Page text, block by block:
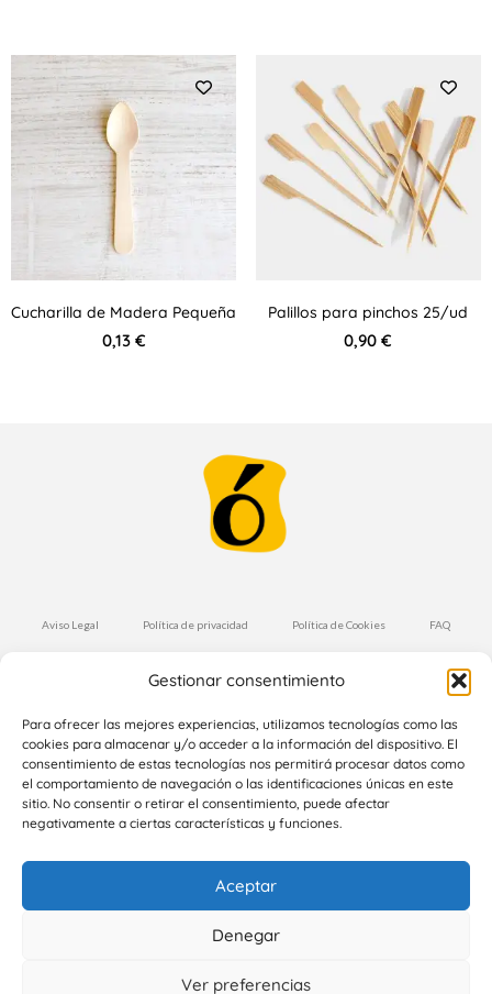
Gestionar consentimiento
Para ofrecer las mejores experiencias, utilizamos tecnologías como las
cookies para almacenar y/o acceder a la información del dispositivo. El
consentimiento de estas tecnologías nos permitirá procesar datos como
el comportamiento de navegación o las identificaciones únicas en este
sitio. No consentir o retirar el consentimiento, puede afectar
negativamente a ciertas características y funciones.
Aceptar
Denegar
Ver preferencias
Cucharilla de Madera Pequeña
0,13 €
Palillos para pinchos 25/ud
0,90€
Aviso Legal Política de privacidad Política de Cookies FAQ
Condiciones de Compra Envíos y Devoluciones
Suscríbete a nuestra Newsletter
Suscríbete
Copyright 2024 Cocottó. Todos los derechos reservados |